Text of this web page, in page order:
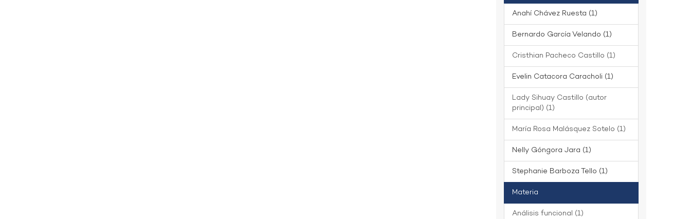
Anahí Chávez Ruesta (1)
Bernardo García Velando (1)
Cristhian Pacheco Castillo (1)
Evelin Catacora Caracholi (1)
Lady Sihuay Castillo (autor
principal) (1)
María Rosa Malásquez Sotelo (1)
Nelly Góngora Jara (1)
Stephanie Barboza Tello (1)
Materia
Análisis funcional (1)